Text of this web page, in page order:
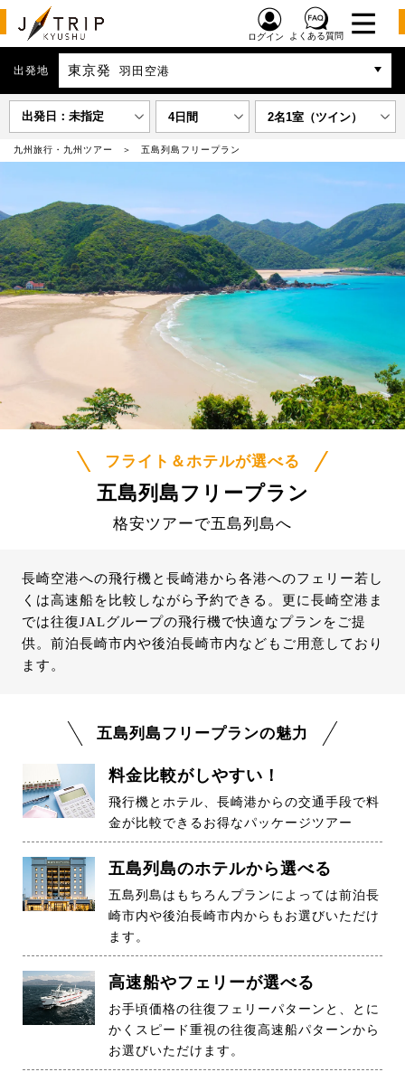
ログイン よくある質問
出発地 東京発 羽田空港
出発日：未指定 4日間 2名1室（ツイン）
九州旅行・九州ツアー 五島列島フリープラン
フライト＆ホテルが選べる
五島列島フリープラン
格安ツアーで五島列島へ
長崎空港への飛行機と長崎港から各港へのフェリー若し
くは高速船を比較しながら予約できる。更に長崎空港ま
では往復JALグループの飛行機で快適なプランをご提
供。前泊長崎市内や後泊長崎市内などもご用意しており
ます。
五島列島フリープランの魅力
料金比較がしやすい！
飛行機とホテル、長崎港からの交通手段で料
金が比較できるお得なパッケージツアー
五島列島のホテルから選べる
五島列島はもちろんプランによっては前泊長
崎市内や後泊長崎市内からもお選びいただけ
ます。
高速船やフェリーが選べる
お手頃価格の往復フェリーパターンと、とに
かくスピード重視の往復高速船パターンから
お選びいただけます。